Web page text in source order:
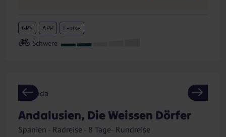
GPS APP E-bike
Previous Next
Andalusien, Die Weissen Dörfer
Spanien - Radreise - 8 Tage- Rundreise